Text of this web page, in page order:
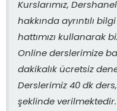
Kurslarımız,
hakkında ayrıntılı
hattımızı kullanarak
Online derslerimize
dakikalık ücretsiz
Derslerimiz 40 dk
şeklinde verilmektedir.